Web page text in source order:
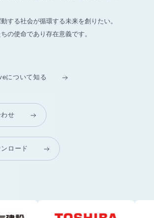
する社会が循環する未来を創りたい。
の使命であり存在意義です。
について知る
せ
ロード